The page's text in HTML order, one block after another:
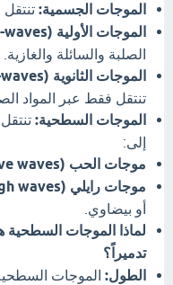
الموجات الجسمية:
الموجات الأولية (P-waves):
الصلبة والسائلة والغازية.
الموجات الثانوية (S-waves):
تنتقل فقط عبر المواد
الموجات السطحية:
إلى:
موجات الحب (Love waves):
موجات رايلي (Rayleigh waves):
أو بيضاوي.
لماذا الموجات السطحية
تدميراً؟
الطول: الموجات